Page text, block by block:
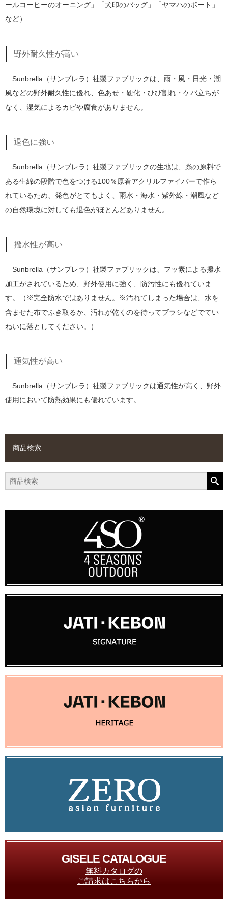
ールコーヒーのオーニング」「犬印のバッグ」「ヤマハのボート」
など）
野外耐久性が高い
Sunbrella（サンブレラ）社製ファブリックは、雨・風・日光・潮
風などの野外耐久性に優れ、色あせ・硬化・ひび割れ・ケバ立ちが
なく、湿気によるカビや腐食がありません。
退色に強い
Sunbrella（サンブレラ）社製ファブリックの生地は、糸の原料で
ある生綿の段階で色をつける100％原着アクリルファイバーで作ら
れているため、発色がとてもよく、雨水・海水・紫外線・潮風など
の自然環境に対しても退色がほとんどありません。
撥水性が高い
Sunbrella（サンブレラ）社製ファブリックは、フッ素による撥水
加工がされているため、野外使用に強く、防汚性にも優れていま
す。（※完全防水ではありません。※汚れてしまった場合は、水を
含ませた布でふき取るか、汚れが乾くのを待ってブラシなどでてい
ねいに落としてください。）
通気性が高い
Sunbrella（サンブレラ）社製ファブリックは通気性が高く、野外
使用において防熱効果にも優れています。
商品検索
GISELE CATALOGUE
無料カタログの
ご請求はこちらから